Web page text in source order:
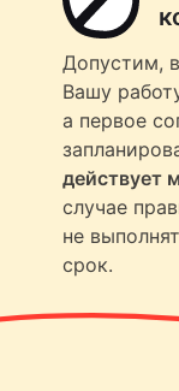
Допустим,
Вашу
а первое
действует
случае
не
срок.